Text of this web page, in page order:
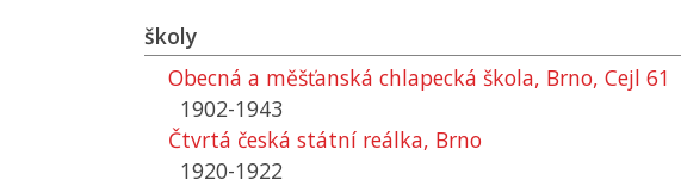
školy
Obecná a měšťanská chlapecká škola, Brno, Cejl 61
1902-1943
Čtvrtá česká státní reálka, Brno
1920-1922